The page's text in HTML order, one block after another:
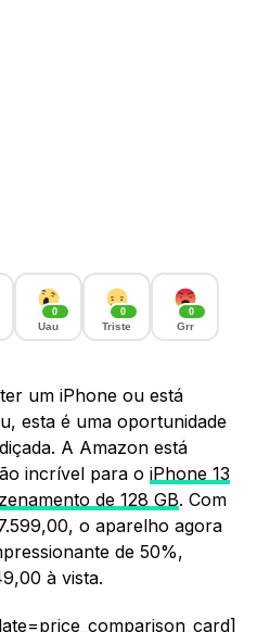
0
Uau
0
Triste
0
Grr
um iPhone ou está
esta é uma oportunidade
A Amazon está
incrível para o iPhone 13
de 128 GB. Com
o aparelho agora
de 50%,
à vista.